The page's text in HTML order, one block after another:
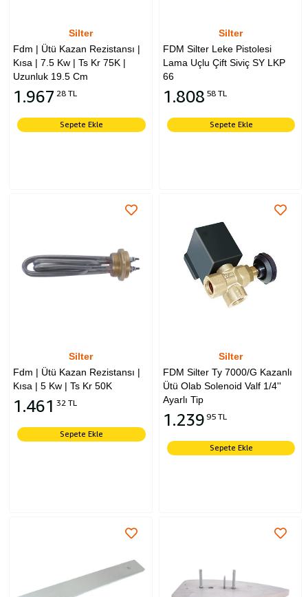
Silter
Fdm | Ütü Kazan Rezistansı |
Kısa | 7.5 Kw | Ts Kr 75K |
Uzunluk 19.5 Cm
1.967 28 TL
Sepete Ekle
Silter
FDM Silter Leke Pistolesi
Lama Uçlu Çift Siviç SY LKP
66
1.808 58 TL
Sepete Ekle
Silter
Fdm | Ütü Kazan Rezistansı |
Kısa | 5 Kw | Ts Kr 50K
1.461 32 TL
Sepete Ekle
Silter
FDM Silter Ty 7000/G Kazanlı
Ütü Olab Solenoid Valf 1/4''
Ayarlı Tip
1.239 95 TL
Sepete Ekle